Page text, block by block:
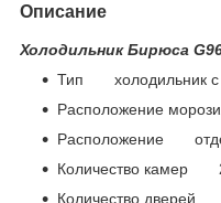
Описание
Холодильник Бирюса
Тип холодильник с
Расположение
Расположение
Количество камер
Количество дверей